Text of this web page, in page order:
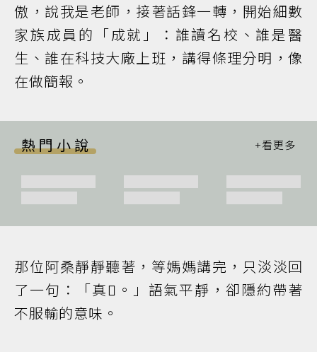
傲，說我是老師，接著話鋒一轉，開始細數
家族成員的「成就」：誰讀名校、誰是醫
生、誰在科技大廠上班，講得條理分明，像
在做簡報。
熱門小說
那位阿桑靜靜聽著，等媽媽講完，只淡淡回
了一句：「真𠢕。」語氣平靜，卻隱約帶著
不服輸的意味。